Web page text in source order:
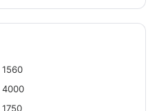
1560
4000
1750